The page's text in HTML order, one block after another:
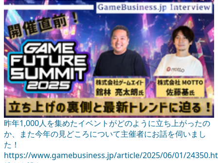
昨年1,000人を集めたイベントがどのように立ち上がったの
か、また今年の見どころについて主催者にお話を伺いまし
た！
https://www.gamebusiness.jp/article/2025/06/01/